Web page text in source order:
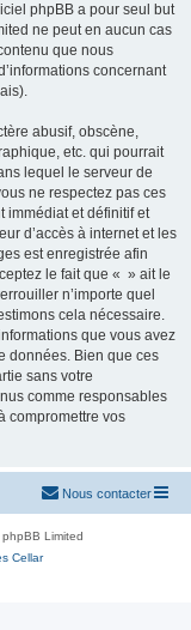
phpBB a pour seul but
ne peut en aucun cas
que nous
concernant
abusif, obscène,
etc. qui pourrait
lequel le serveur de
ne respectez pas ces
immédiat et définitif et
d’accès à internet et les
est enregistrée afin
le fait que « » ait le
n’importe quel
cela nécessaire.
que vous avez
données. Bien que ces
sans votre
comme responsables
compromettre vos
Nous contacter
Limited
Cellar